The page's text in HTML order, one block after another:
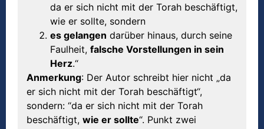
da er sich nicht mit der Torah beschäftigt,
wie er sollte, sondern
es gelangen darüber hinaus, durch seine
Faulheit, falsche Vorstellungen in sein
Herz.“
Anmerkung: Der Autor schreibt hier nicht „da
er sich nicht mit der Torah beschäftigt“,
sondern: “da er sich nicht mit der Torah
beschäftigt, wie er sollte“. Punkt zwei